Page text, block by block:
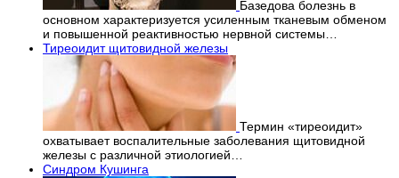
Базедова болезнь в
основном характеризуется усиленным тканевым обменом
и повышенной реактивностью нервной системы…
Тиреоидит щитовидной железы
Термин «тиреоидит»
охватывает воспалительные заболевания щитовидной
железы с различной этиологией…
Синдром Кушинга